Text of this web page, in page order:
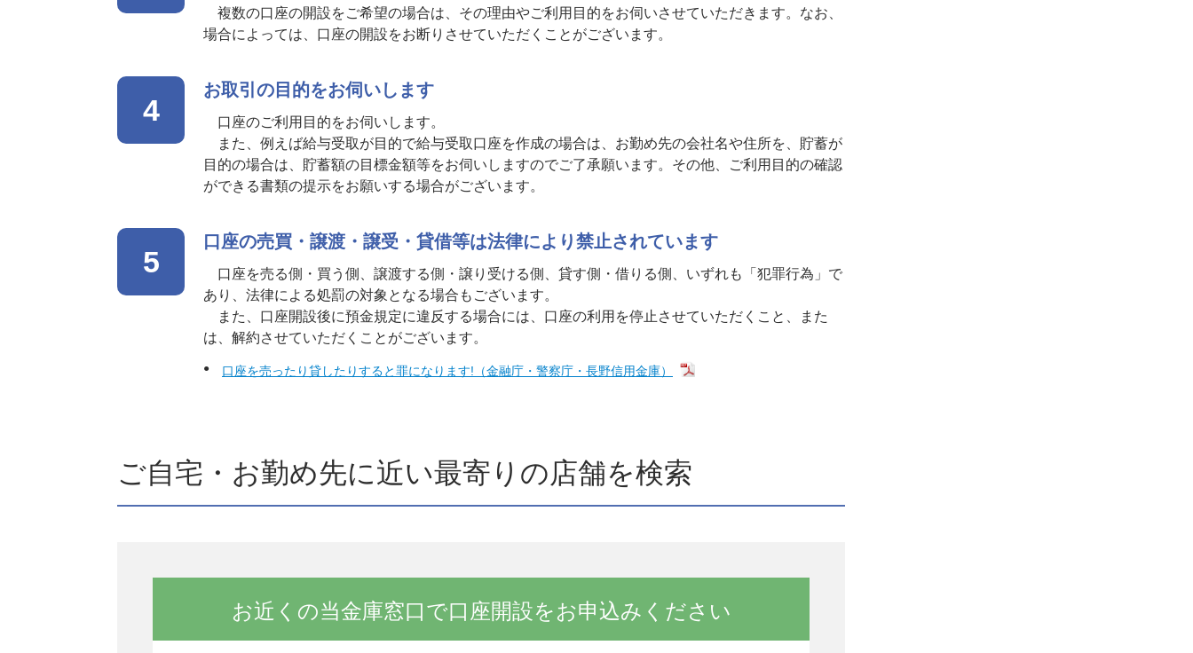
複数の口座の開設をご希望の場合は、その理由やご利用目的をお伺いさせていただきます。なお、
場合によっては、口座の開設をお断りさせていただくことがございます。
4
お取引の目的をお伺いします
口座のご利用目的をお伺いします。
また、例えば給与受取が目的で給与受取口座を作成の場合は、お勤め先の会社名や住所を、貯蓄が
目的の場合は、貯蓄額の目標金額等をお伺いしますのでご了承願います。その他、ご利用目的の確認
ができる書類の提示をお願いする場合がございます。
5
口座の売買・譲渡・譲受・貸借等は法律により禁止されています
口座を売る側・買う側、譲渡する側・譲り受ける側、貸す側・借りる側、いずれも「犯罪行為」で
あり、法律による処罰の対象となる場合もございます。
また、口座開設後に預金規定に違反する場合には、口座の利用を停止させていただくこと、また
は、解約させていただくことがございます。
口座を売ったり貸したりすると罪になります!（金融庁・警察庁・長野信用金庫）
ご自宅・お勤め先に近い最寄りの店舗を検索
お近くの当金庫窓口で口座開設をお申込みください